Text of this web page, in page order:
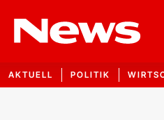
AKTUELL POLITIK